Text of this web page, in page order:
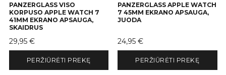
PANZERGLASS VISO
KORPUSO APPLE WATCH 7
41MM EKRANO APSAUGA,
SKAIDRUS
Kaina
29,95 €
PERŽIŪRĖTI PREKĘ
PANZERGLASS APPLE WATCH
7 45MM EKRANO APSAUGA,
JUODA
Kaina
24,95 €
PERŽIŪRĖTI PREKĘ